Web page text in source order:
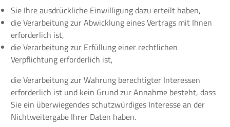
Sie Ihre ausdrückliche Einwilligung dazu erteilt haben,
die Verarbeitung zur Abwicklung eines Vertrags mit Ihnen
erforderlich ist,
die Verarbeitung zur Erfüllung einer rechtlichen
Verpflichtung erforderlich ist,
die Verarbeitung zur Wahrung berechtigter Interessen
erforderlich ist und kein Grund zur Annahme besteht, dass
Sie ein überwiegendes schutzwürdiges Interesse an der
Nichtweitergabe Ihrer Daten haben.